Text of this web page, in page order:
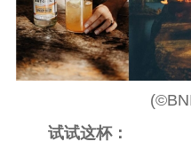
试试这杯：